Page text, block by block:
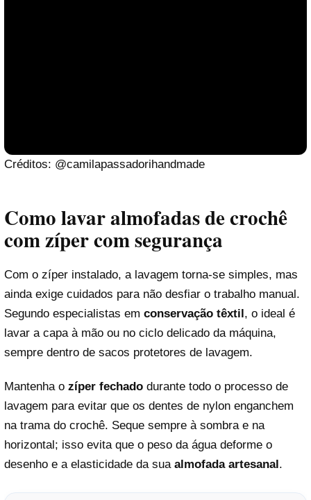
Reproduzir vídeo
Créditos: @camilapassadorihandmade
Como lavar almofadas de crochê
com zíper com segurança
Com o zíper instalado, a lavagem torna-se simples, mas
ainda exige cuidados para não desfiar o trabalho manual.
Segundo especialistas em conservação têxtil, o ideal é
lavar a capa à mão ou no ciclo delicado da máquina,
sempre dentro de sacos protetores de lavagem.
Mantenha o zíper fechado durante todo o processo de
lavagem para evitar que os dentes de nylon enganchem
na trama do crochê. Seque sempre à sombra e na
horizontal; isso evita que o peso da água deforme o
desenho e a elasticidade da sua almofada artesanal.